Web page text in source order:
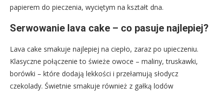
papierem do pieczenia, wyciętym na kształt dna.
Serwowanie lava cake – co pasuje najlepiej?
Lava cake smakuje najlepiej na ciepło, zaraz po upieczeniu.
Klasyczne połączenie to świeże owoce – maliny, truskawki,
borówki – które dodają lekkości i przełamują słodycz
czekolady. Świetnie smakuje również z gałką lodów